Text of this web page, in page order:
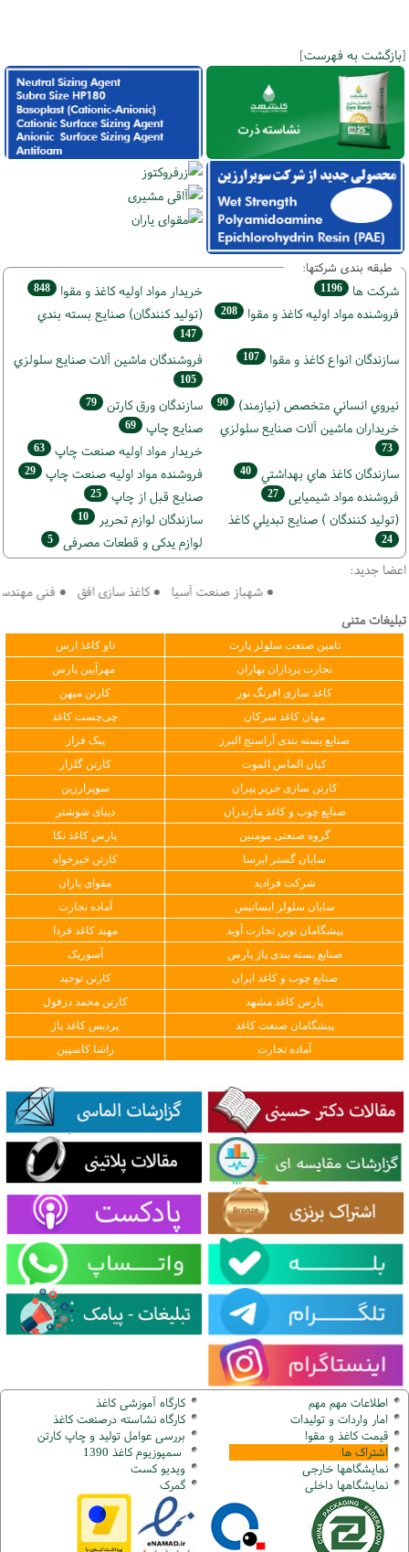
[بازگشت به فهرست]
طبقه بندی شرکتها:
شركت ها 1196 خريدار مواد اوليه كاغذ و مقوا 848
فروشنده مواد اوليه كاغذ و مقوا 208 (تولید كنندگان) صنايع بسته بندي
147
سازندگان انواع کاغذ و مقوا 107 فروشندگان ماشين آلات صنايع سلولزي
105
نيروي انساني متخصص (نیازمند) 90 سازندگان ورق كارتن 79
خریداران ماشين آلات صنايع سلولزي
73
صنايع چاپ 69
خريدار مواد اوليه صنعت چاپ 63
سازندگان كاغذ هاي بهداشتي 40 فروشنده مواد اوليه صنعت چاپ 29
فروشنده مواد شیمیایی 27 صنايع قبل از چاپ 25
(تولید كنندگان ) صنايع تبديلي كاغذ
24
سازندگان لوازم تحریر 10
لوازم یدکی و قطعات مصرفی 5
اعضا جدید:
● شهباز صنعت آسیا ● کاغذ سازی افق ● فنی مهندسی
تبلیغات متنی
تامین صنعت سلولز پارت
تاو کاغذ ارس
تجارت پردازان بهاران
مهرآیین پارس
کاغذ سازی افرنگ نور
کارتن میهن
مهان کاغذ سرکان
چی‌چست کاغذ
صنایع بسته بندی آراسنج البرز
پیک فراز
کیان الماس الموت
کارتن گلزار
کارتن سازی حریر پیران
سوپرارزین
صنایع چوب و کاغذ مازندران
دیبای شوشتر
گروه صنعتی مومنین
پارس کاغذ نکا
سایان گستر ایرسا
کارتن خیرخواه
شرکت فرادید
مقوای یاران
سایان سلولز ایساتیس
آماده تجارت
پیشگامان نوین تجارت آوید
مهبد کاغذ فردا
صنایع بسته بندی پاژ پارس
آسوریک
صنایع چوب و کاغذ ایران
کارتن توحید
پارس کاغذ مشهد
کارتن محمد دزفول
پیشگامان صنعت کاغذ
پردیس کاغذ پاژ
آماده تجارت
راشا کاسپین
اطلاعات مهم مهم
امار واردات و تولیدات
قیمت کاغذ و مقوا
اشتراک ها
نمایشگاهها خارجی
نمایشگاهها داخلی
کارگاه آموزشی کاغذ
کارگاه نشاسته درصنعت کاغذ
بررسی عوامل تولید و چاپ کارتن
سمپوزیوم کاغذ 1390
ویدیو کست
گمرک